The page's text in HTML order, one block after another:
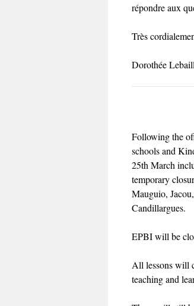
répondre aux
Très
Dorothée
Following the
schools and
25th March
temporary
Mauguio,
Candillargues.
EPBI will be
All lessons will
teaching and